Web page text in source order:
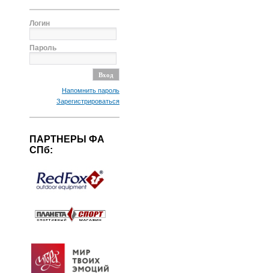
Логин
Пароль
Напомнить пароль
Зарегистрироваться
ПАРТНЕРЫ ФА
СПб: